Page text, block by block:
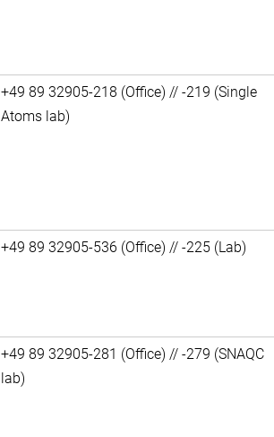
+49 89 32905-218 (Office) // -219 (Single
Atoms lab)
+49 89 32905-536 (Office) // -225 (Lab)
+49 89 32905-281 (Office) // -279 (SNAQC
lab)